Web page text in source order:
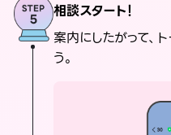
相談スタート！
案内にしたがって、
う。